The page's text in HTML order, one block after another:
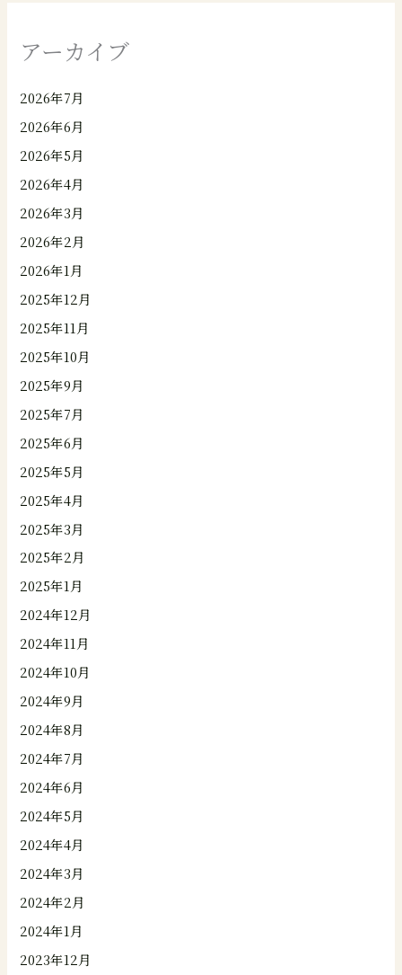
アーカイブ
2026年7月
2026年6月
2026年5月
2026年4月
2026年3月
2026年2月
2026年1月
2025年12月
2025年11月
2025年10月
2025年9月
2025年7月
2025年6月
2025年5月
2025年4月
2025年3月
2025年2月
2025年1月
2024年12月
2024年11月
2024年10月
2024年9月
2024年8月
2024年7月
2024年6月
2024年5月
2024年4月
2024年3月
2024年2月
2024年1月
2023年12月